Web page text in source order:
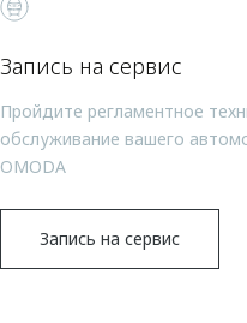
Запись на сервис
Пройдите регламентное
обслуживание вашего
OMODA
Запись на сервис